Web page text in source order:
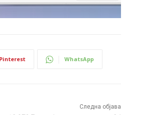
Pinterest WhatsApp
Следна објава